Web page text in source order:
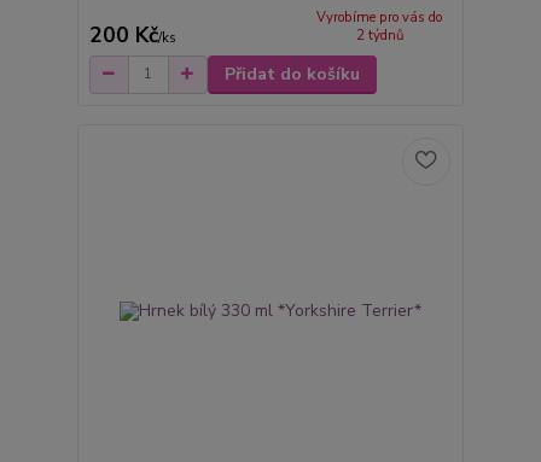
200 Kč/ks
Vyrobíme pro vás do
2 týdnů
Přidat do košíku